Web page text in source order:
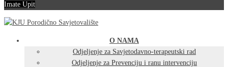
Imate Upit
O NAMA
Odjeljenje za Savjetodavno-terapeutski rad
Odjeljenje za Prevenciju i ranu intervenciju